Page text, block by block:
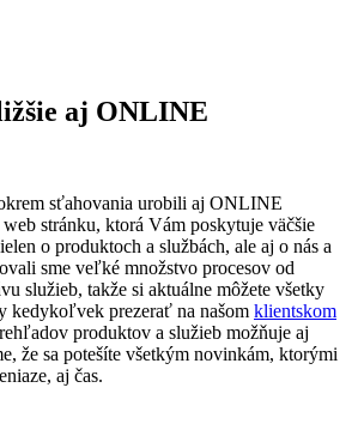
aj ONLINE
sťahovania urobili aj ONLINE
stránku, ktorá Vám poskytuje väčšie
o produktoch a službách, ale aj o nás a
sme veľké množstvo procesov od
služieb, takže si aktuálne môžete všetky
kedykoľvek prezerať na našom klientskom
produktov a služieb možňuje aj
že sa potešíte všetkým novinkám, ktorými
aj čas.